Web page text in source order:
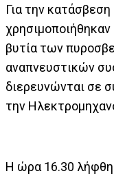
Για την
βυτία των
αναπνευστικών
διερευνώνται σε
την
Η ώρα 16.30